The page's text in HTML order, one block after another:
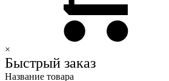
×
Быстрый заказ
Название товара